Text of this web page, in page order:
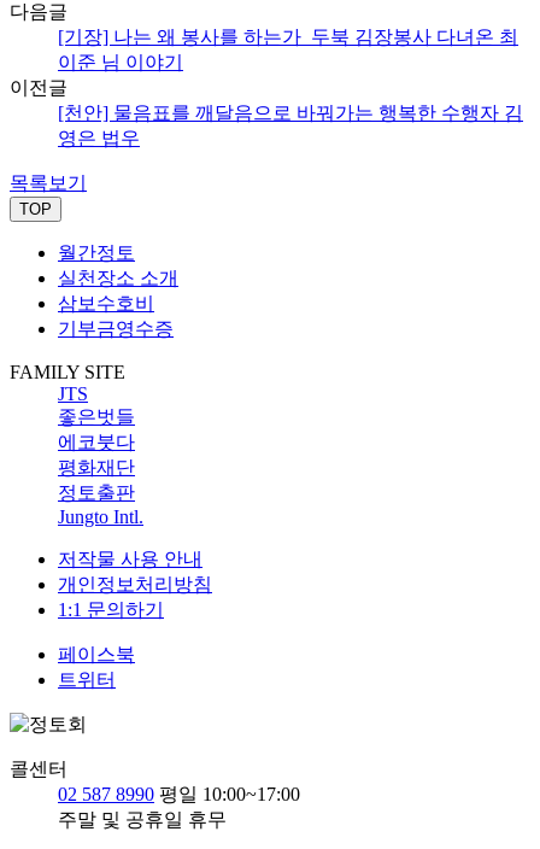
다음글
[기장] 나는 왜 봉사를 하는가_두북 김장봉사 다녀온 최
이준 님 이야기
이전글
[천안] 물음표를 깨달음으로 바꿔가는 행복한 수행자 김
영은 법우
목록보기
TOP
월간정토
실천장소 소개
삼보수호비
기부금영수증
FAMILY SITE
JTS
좋은벗들
에코붓다
평화재단
정토출판
Jungto Intl.
저작물 사용 안내
개인정보처리방침
1:1 문의하기
페이스북
트위터
콜센터
02 587 8990 평일 10:00~17:00
주말 및 공휴일 휴무